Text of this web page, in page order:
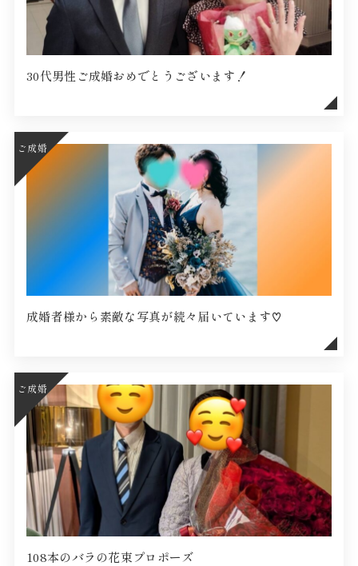
30代男性ご成婚おめでとうございます！
ご成婚
成婚者様から素敵な写真が続々届いています♡
ご成婚
108本のバラの花束プロポーズ